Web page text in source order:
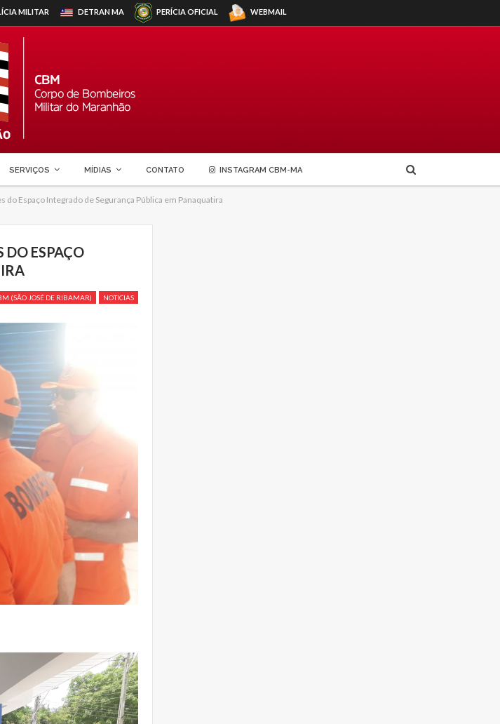
MILITAR DETRANMA PERÍCIA OFICIAL WEBMAIL
SERVIÇOS MÍDIAS CONTATO INSTAGRAM CBM-MA
Espaço Integrado de Segurança Pública em Panaquatira
DO ESPAÇO
(SÃO JOSÉ DE RIBAMAR) NOTICIAS